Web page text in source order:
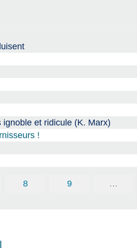
et ridicule (K. Marx)
!
8 9 …